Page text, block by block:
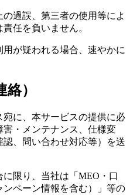
過誤、第三者の使用等によ
任を負いません。
が疑われる場合、速やかに
）
に、本サービスの提供に必
・メンテナンス、仕様変
、問い合わせ対応等）を送
限り、当社は「MEO・口
ペーン情報を含む）」等の